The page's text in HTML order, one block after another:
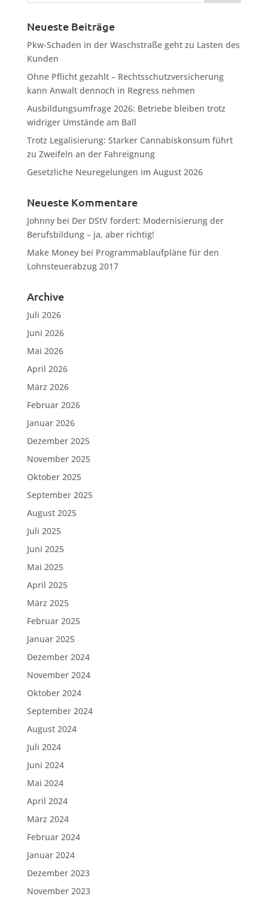
Neueste Beiträge
Pkw-Schaden in der Waschstraße geht zu Lasten des
Kunden
Ohne Pflicht gezahlt – Rechtsschutzversicherung
kann Anwalt dennoch in Regress nehmen
Ausbildungsumfrage 2026: Betriebe bleiben trotz
widriger Umstände am Ball
Trotz Legalisierung: Starker Cannabiskonsum führt
zu Zweifeln an der Fahreignung
Gesetzliche Neuregelungen im August 2026
Neueste Kommentare
Johnnybei Der DStV fordert: Modernisierung der
Berufsbildung – ja, aber richtig!
Make Moneybei Programmablaufpläne für den
Lohnsteuerabzug 2017
Archive
Juli 2026
Juni 2026
Mai 2026
April 2026
März 2026
Februar 2026
Januar 2026
Dezember 2025
November 2025
Oktober 2025
September 2025
August 2025
Juli 2025
Juni 2025
Mai 2025
April 2025
März 2025
Februar 2025
Januar 2025
Dezember 2024
November 2024
Oktober 2024
September 2024
August 2024
Juli 2024
Juni 2024
Mai 2024
April 2024
März 2024
Februar 2024
Januar 2024
Dezember 2023
November 2023